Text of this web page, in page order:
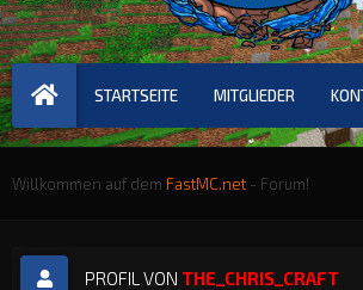
STARTSEITE MITGLIEDER
Willkommen auf dem FastMC.net - Forum!
PROFIL VON THE_CHRIS_CRAFT